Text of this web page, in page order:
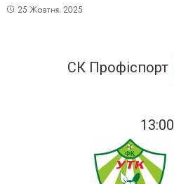
25 Жовтня, 2025
СК Профіспорт
13:00